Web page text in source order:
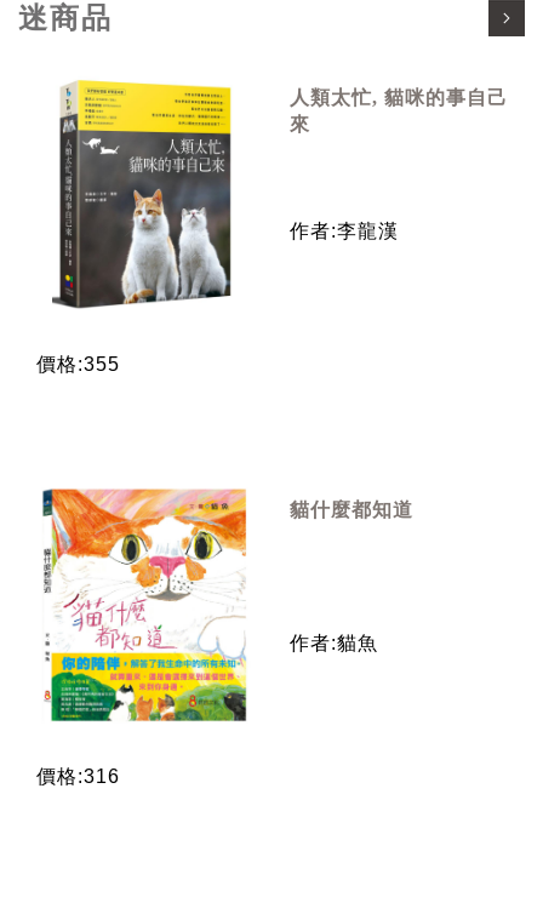
迷商品
人類太忙, 貓咪的事自己
來
作者:李龍漢
價格:355
貓什麼都知道
作者:貓魚
價格:316